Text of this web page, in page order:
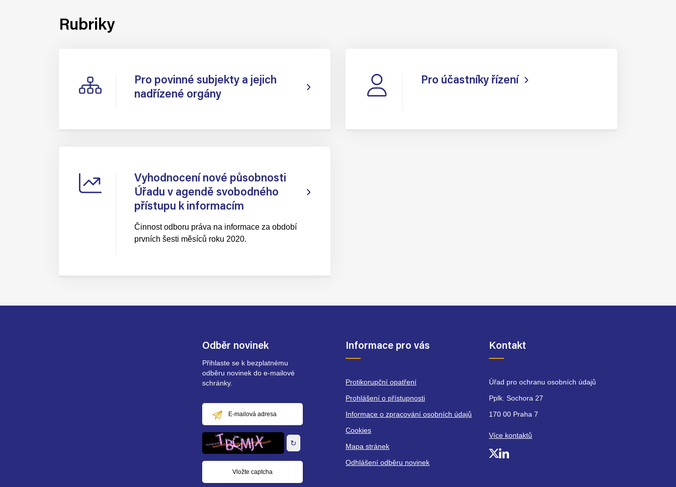
Rubriky
Pro povinné subjekty a jejich
nadřízené orgány
Pro účastníky řízení
Vyhodnocení nové působnosti
Úřadu v agendě svobodného
přístupu k informacím
Činnost odboru práva na informace za období
prvních šesti měsíců roku 2020.
Odběr novinek
Přihlaste se k bezplatnému
odběru novinek do e-mailové
schránky.
mailová
adresa
↻
Informace pro vás
Protikorupční opatření
Prohlášení o přístupnosti
Informace o zpracování osobních údajů
Cookies
Mapa stránek
Odhlášení odběru novinek
Kontakt
Úřad pro ochranu osobních údajů
Pplk. Sochora 27
170 00 Praha 7
Více kontaktů